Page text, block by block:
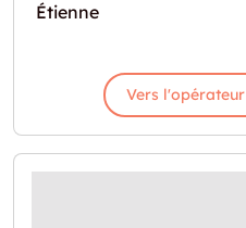
Étienne
Vers l'opérateur